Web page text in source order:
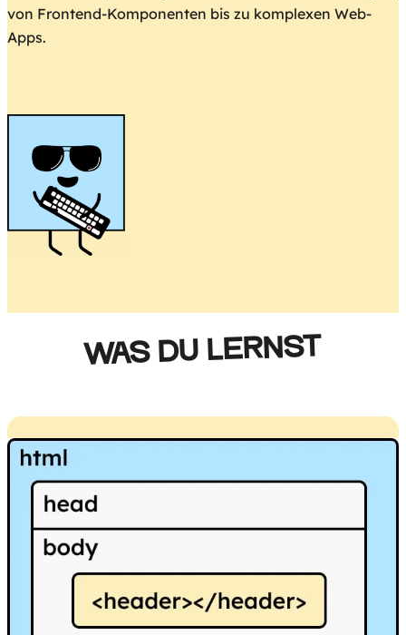
von Frontend-Komponenten bis zu komplexen Web-
Apps.
WAS DU LERNST